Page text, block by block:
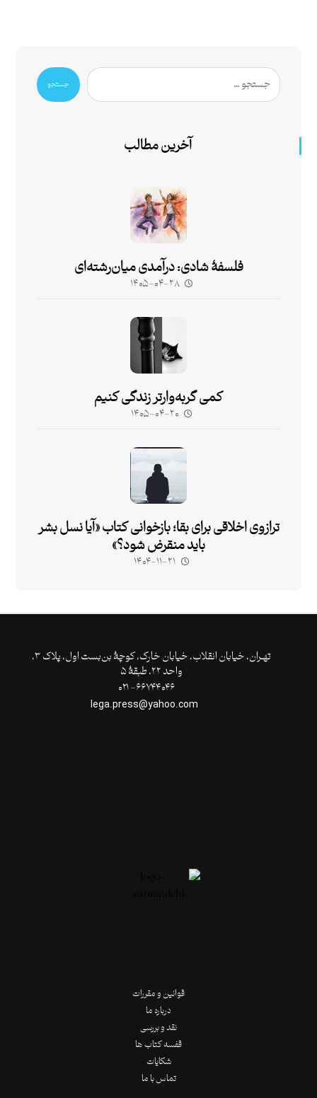
جستجو
آخرین مطالب
فلسفۀ شادی: درآمدی میان‌رشته‌ای
۱۴۰۵-۰۴-۲۸
کمی گربه‌وارتر زندگی کنیم
۱۴۰۵-۰۴-۲۰
ترازوی اخلاقی برای بقا؛ بازخوانی کتاب «آیا نسل بشر
باید منقرض شود؟»
۱۴۰۴-۱۱-۲۱
تهـران،‌ خیابان انقلاب، خیابان خارک، کوچۀ بن‌بست اول، پلاک ۳،
واحد ۲۲، طبقۀ ۵
قوانین و مقررات
درباره ما
نقد و بررسی
قفسه کتاب ها
شکایات
تماس با ما